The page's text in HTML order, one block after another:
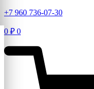
+7 960 736-07-30
0 ₽ 0